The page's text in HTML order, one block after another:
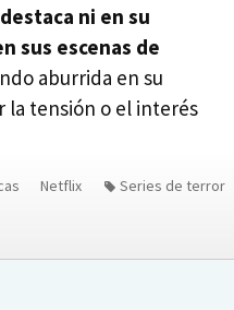
ni en su
sus escenas de
aburrida en su
la tensión o el interés
Netflix Series de terror